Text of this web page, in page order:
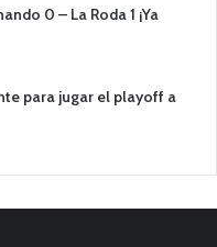
0 – La Roda 1 ¡Ya
para jugar el playoff a